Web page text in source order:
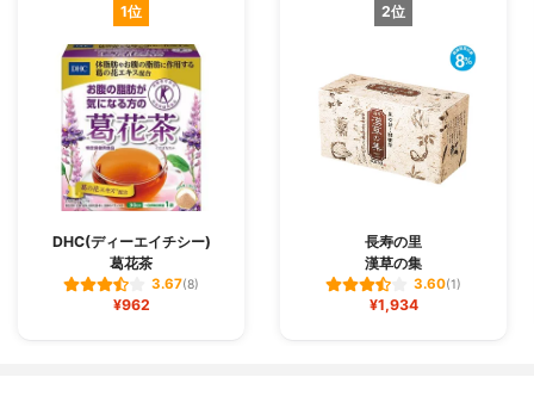
1位
DHC(ディーエイチシー)
葛花茶
3.67(8)
¥962
2位
長寿の里
漢草の集
3.60(1)
¥1,934